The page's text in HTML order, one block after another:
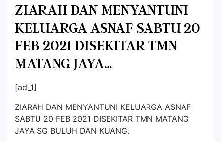
ZIARAH DAN MENYANTUNI
KELUARGA ASNAF SABTU 20
FEB 2021 DISEKITAR TMN
MATANG JAYA…
[ad_1]
ZIARAH DAN MENYANTUNI KELUARGA ASNAF
SABTU 20 FEB 2021 DISEKITAR TMN MATANG
JAYA SG BULUH DAN KUANG.